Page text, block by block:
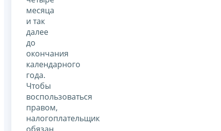
месяца
и так
далее
до
окончания
календарного
года.
Чтобы
воспользоваться
правом,
налогоплательщик